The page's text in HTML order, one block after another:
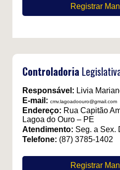
Registrar
Controladoria
Responsável: Livia
E-mail: cmv.lagoadoouro@gmail.com
Endereço: Rua Capitão
Lagoa do Ouro – PE
Atendimento: Seg. a Sex.
Telefone: (87) 3785-1402
Registrar